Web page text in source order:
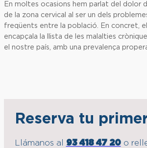
En moltes ocasions hem parlat del dolor
de la zona cervical al ser un dels
freqüents entre la població. En concret,
encapçala la llista de les malalties
el nostre país, amb una prevalença
Reserva tu
Llámanos al 93 418 47 20o